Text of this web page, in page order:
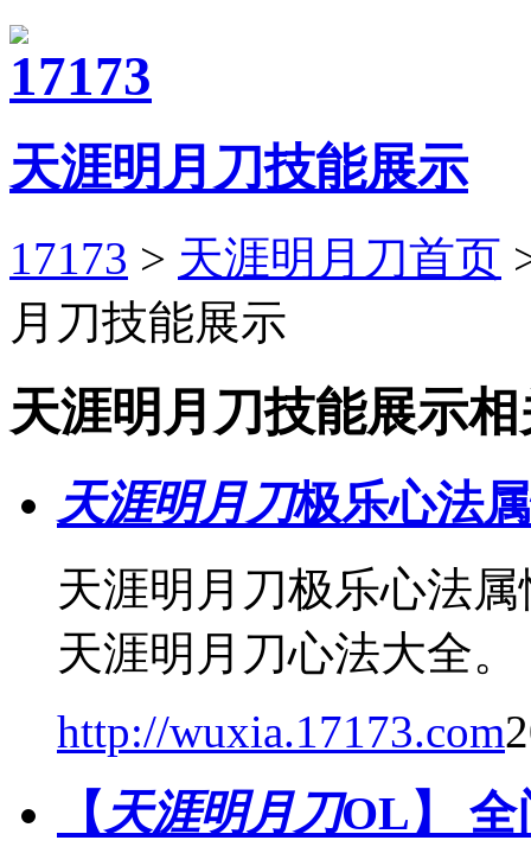
天涯明月刀技能展示
17173 > 天涯明月刀首页
月刀技能展示
天涯明月刀技能展示相
天涯明月刀极乐心法
天涯明月刀极乐心法
天涯明月刀心法大全。
http://wuxia.17173.com
【天涯明月刀OL】 全